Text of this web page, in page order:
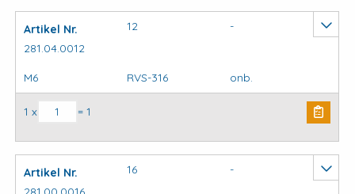
Artikel Nr.
281.04.0012
12 -
M6 RVS-316 onb.
Krambeugels standaard aantal
1 x = 1
Artikel Nr.
16 -